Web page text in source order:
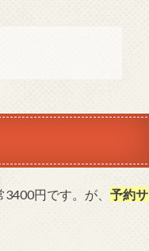
円です。が、 予約サ